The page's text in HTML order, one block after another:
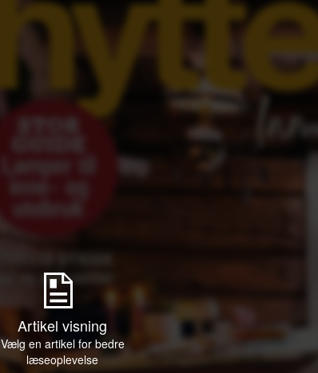
Artikel visning
Vælg en artikel for bedre
læseoplevelse